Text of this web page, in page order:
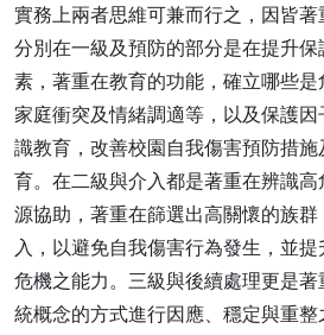
實務上兩者思維可兼而行之，因皆著
分別在一級及預防的部分是在提升
素，著重在教育的功能，確立哪些是
家庭衝突及情緒調適等，以及保護
識教育，改善校園自我傷害預防措
育。在二級與介入都是著重在辨識
源協助，著重在篩選出高關懷的族
入，以避免自我傷害行為發生，並
危機之能力。三級與後續處理更是
統概念的方式進行因應、穩定與重整